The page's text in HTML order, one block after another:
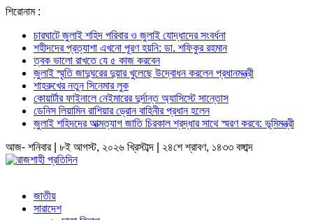
শিরোনাম :
চারঘাটে জুলাই শহিদ পরিবার ও জুলাই যোদ্ধাদের সংবর্ধনা
শহীদদের প্রত্যাশা এখনো পূরণ হয়নি: ডা. শফিকুর রহমান
ত্বক ভালো রাখতে যে ৫ কাজ করবেন
জুলাই স্মৃতি জাদুঘরের দুয়ার খুলেছে উদ্বোধন করলেন প্রধানমন্ত্রী
শাহরুখের নতুন সিনেমার লুক
কোয়ার্টার ফাইনালে নেইমারের দুর্দান্ত অ্যাসিস্টে সান্তোস
ডেনিস লিয়ামিন রাশিয়ার ড্রোন বাহিনীর প্রধান হলেন
জুলাই শহিদদের আত্মত্যাগ জাতি চিরকাল শ্রদ্ধার সাথে স্মরণ করবে: ভূমিমন্ত্রী
আজ- শনিবার | ৮ই আগস্ট, ২০২৬ খ্রিস্টাব্দ | ২৪শে শ্রাবণ, ১৪৩৩ বঙ্গাব্দ
জাতীয়
সারাদেশ